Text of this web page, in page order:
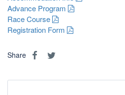
Advance Program
Race Course
Registration Form
Share